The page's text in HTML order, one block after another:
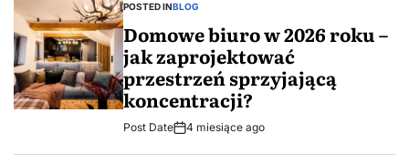
POSTED INBLOG
Domowe biuro w 2026 roku –
jak zaprojektować
przestrzeń sprzyjającą
koncentracji?
Post Date 4 miesiące ago